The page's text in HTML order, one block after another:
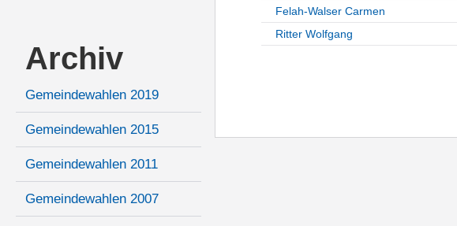
Archiv
Gemeindewahlen 2019
Gemeindewahlen 2015
Gemeindewahlen 2011
Gemeindewahlen 2007
Felah-Walser Carmen
Ritter Wolfgang